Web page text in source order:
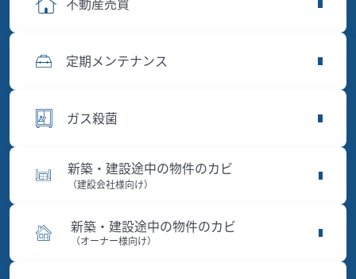
定期メンテナンス
ガス殺菌
新築・建設途中の物件のカビ
（建設会社様向け）
新築・建設途中の物件のカビ
（オーナー様向け）